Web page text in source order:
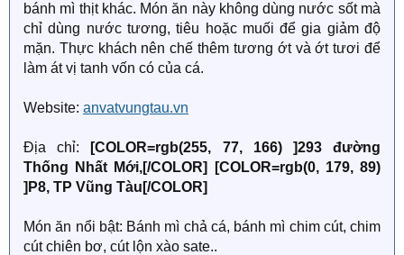
bánh mì thịt khác. Món ăn này không dùng nước sốt mà
chỉ dùng nước tương, tiêu hoặc muối để gia giảm độ
mặn. Thực khách nên chế thêm tương ớt và ớt tươi để
làm át vị tanh vốn có của cá.
Website: anvatvungtau.vn
Địa chỉ:
[COLOR=rgb(255, 77, 166) ]293 đường
Thống Nhất Mới,[/COLOR]
[COLOR=rgb(0, 179, 89)
]P8, TP Vũng Tàu[/COLOR]
Món ăn nổi bật: Bánh mì chả cá, bánh mì chim cút, chim
cút chiên bơ, cút lộn xào sate..